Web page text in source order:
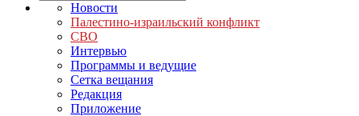
Новости
Палестино-израильский конфликт
СВО
Интервью
Программы и ведущие
Сетка вещания
Редакция
Приложение